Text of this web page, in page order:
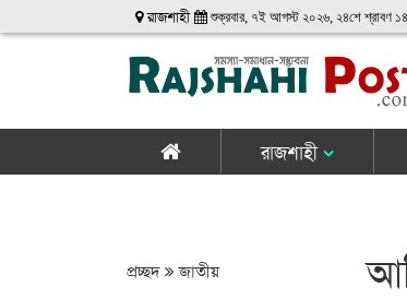
রাজশাহী শুক্রবার, ৭ই আগস্ট ২০২৬, ২৪শে শ্রাবণ
রাজশাহী
প্রচ্ছদ জাতীয়